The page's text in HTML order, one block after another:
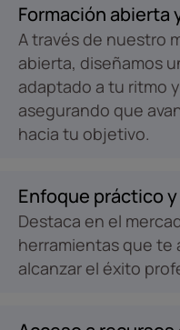
Formación abierta
A través de nuestro
abierta, diseñamos
adaptado a tu ritmo
asegurando que
hacia tu objetivo.
Enfoque práctico
Destaca en el
herramientas que te
alcanzar el éxito